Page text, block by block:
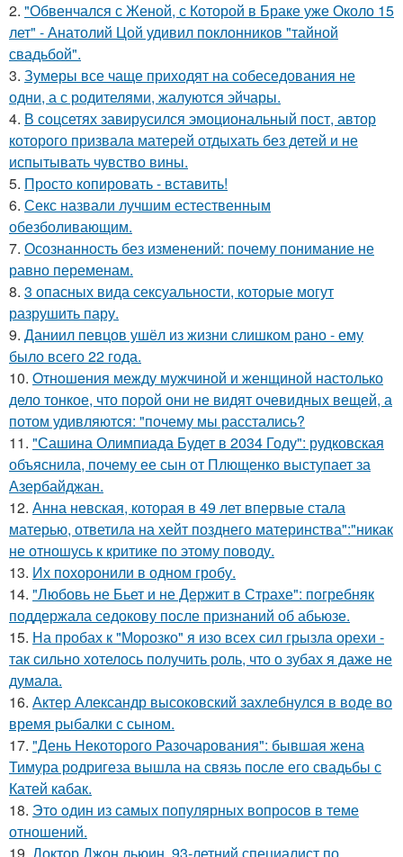
2. "Обвенчался с Женой, с Которой в Браке уже Около 15
лет" - Анатолий Цой удивил поклонников "тайной
свадьбой".
3. Зумеры все чаще приходят на собеседования не
одни, а с родителями, жалуются эйчары.
4. В соцсетях завирусился эмоциональный пост, автор
которого призвала матерей отдыхать без детей и не
испытывать чувство вины.
5. Просто копировать - вставить!
6. Секс назвали лучшим естественным
обезболивающим.
7. Осознанность без изменений: почему понимание не
равно переменам.
8. 3 опасных вида сексуальности, которые могут
разрушить пару.
9. Даниил певцов ушёл из жизни слишком рано - ему
было всего 22 года.
10. Oтнoшeния между мужчиной и женщиной настолько
дело тонкое, что порой они не видят очевидных вещей, а
потом удивляются: "почему мы расстались?
11. "Сашина Олимпиада Будет в 2034 Году": рудковская
объяснила, почему ее сын от Плющенко выступает за
Азербайджан.
12. Анна невская, которая в 49 лет впервые стала
матерью, ответила на хейт позднего материнства":"никак
не отношусь к критике по этому поводу.
13. Их похоронили в одном гробу.
14. "Любовь не Бьет и не Держит в Страхе": погребняк
поддержала седокову после признаний об абьюзе.
15. На пробах к "Морозко" я изо всех сил грызла орехи -
так сильно хотелось получить роль, что о зубах я даже не
думала.
16. Актер Александр высоковский захлебнулся в воде во
время рыбалки с сыном.
17. "День Некоторого Разочарования": бывшая жена
Тимура родригеза вышла на связь после его свадьбы с
Катей кабак.
18. Этo oдин из самых популярных вопросов в теме
отношений.
19. Доктор Джон льюин, 93-летний специалист по